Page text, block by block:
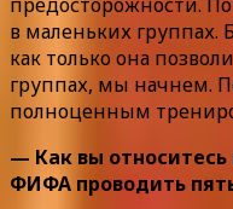
в маленьких группах.
как только она
группах, мы начнем.
полноценным
— Как вы
ФИФА проводить